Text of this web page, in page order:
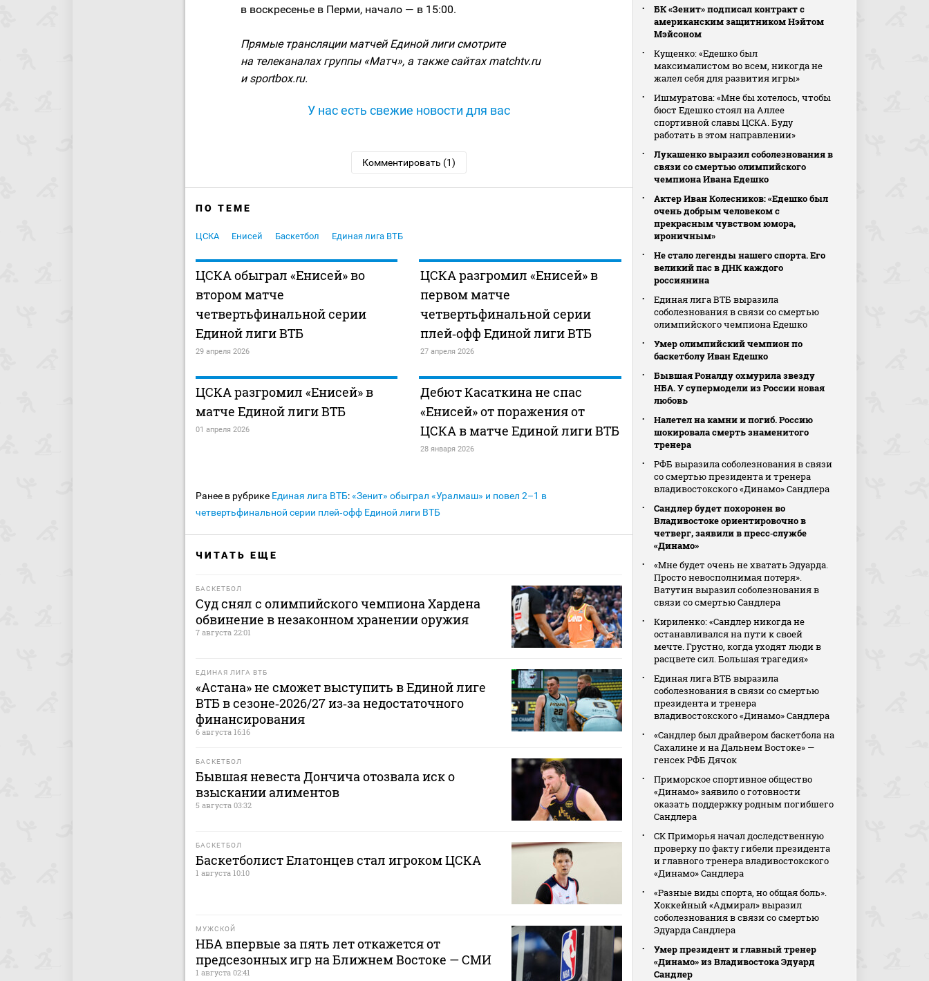
в воскресенье в Перми, начало — в 15:00.
Прямые трансляции матчей Единой лиги смотрите
на телеканалах группы «Матч», а также сайтах matchtv.ru
и sportbox.ru.
У нас есть свежие новости для вас
Комментировать (1)
ПО ТЕМЕ
ЦСКА Енисей Баскетбол Единая лига ВТБ
ЦСКА обыграл «Енисей» во
втором матче
четвертьфинальной серии
Единой лиги ВТБ
29 апреля 2026
ЦСКА разгромил «Енисей» в
первом матче
четвертьфинальной серии
плей‑офф Единой лиги ВТБ
27 апреля 2026
ЦСКА разгромил «Енисей» в
матче Единой лиги ВТБ
01 апреля 2026
Дебют Касаткина не спас
«Енисей» от поражения от
ЦСКА в матче Единой лиги ВТБ
28 января 2026
Ранее в рубрике Единая лига ВТБ:«Зенит» обыграл «Уралмаш» и повел 2–1 в
четвертьфинальной серии плей‑офф Единой лиги ВТБ
ЧИТАТЬ ЕЩЕ
БАСКЕТБОЛ
Суд снял с олимпийского чемпиона Хардена
обвинение в незаконном хранении оружия
7 августа 22:01
ЕДИНАЯ ЛИГА ВТБ
«Астана» не сможет выступить в Единой лиге
ВТБ в сезоне‑2026/27 из‑за недостаточного
финансирования
6 августа 16:16
БАСКЕТБОЛ
Бывшая невеста Дончича отозвала иск о
взыскании алиментов
5 августа 03:32
БАСКЕТБОЛ
Баскетболист Елатонцев стал игроком ЦСКА
1 августа 10:10
МУЖСКОЙ
НБА впервые за пять лет откажется от
предсезонных игр на Ближнем Востоке — СМИ
1 августа 02:41
БК «Зенит» подписал контракт с
американским защитником Нэйтом
Мэйсоном
Кущенко: «Едешко был
максималистом во всем, никогда не
жалел себя для развития игры»
Ишмуратова: «Мне бы хотелось, чтобы
бюст Едешко стоял на Аллее
спортивной славы ЦСКА. Буду
работать в этом направлении»
Лукашенко выразил соболезнования в
связи со смертью олимпийского
чемпиона Ивана Едешко
Актер Иван Колесников: «Едешко был
очень добрым человеком с
прекрасным чувством юмора,
ироничным»
Не стало легенды нашего спорта. Его
великий пас в ДНК каждого
россиянина
Единая лига ВТБ выразила
соболезнования в связи со смертью
олимпийского чемпиона Едешко
Умер олимпийский чемпион по
баскетболу Иван Едешко
Бывшая Роналду охмурила звезду
НБА. У супермодели из России новая
любовь
Налетел на камни и погиб. Россию
шокировала смерть знаменитого
тренера
РФБ выразила соболезнования в связи
со смертью президента и тренера
владивостокского «Динамо» Сандлера
Сандлер будет похоронен во
Владивостоке ориентировочно в
четверг, заявили в пресс‑службе
«Динамо»
«Мне будет очень не хватать Эдуарда.
Просто невосполнимая потеря».
Ватутин выразил соболезнования в
связи со смертью Сандлера
Кириленко: «Сандлер никогда не
останавливался на пути к своей
мечте. Грустно, когда уходят люди в
расцвете сил. Большая трагедия»
Единая лига ВТБ выразила
соболезнования в связи со смертью
президента и тренера
владивостокского «Динамо» Сандлера
«Сандлер был драйвером баскетбола на
Сахалине и на Дальнем Востоке» —
генсек РФБ Дячок
Приморское спортивное общество
«Динамо» заявило о готовности
оказать поддержку родным погибшего
Сандлера
СК Приморья начал доследственную
проверку по факту гибели президента
и главного тренера владивостокского
«Динамо» Сандлера
«Разные виды спорта, но общая боль».
Хоккейный «Адмирал» выразил
соболезнования в связи со смертью
Эдуарда Сандлера
Умер президент и главный тренер
«Динамо» из Владивостока Эдуард
Сандлер